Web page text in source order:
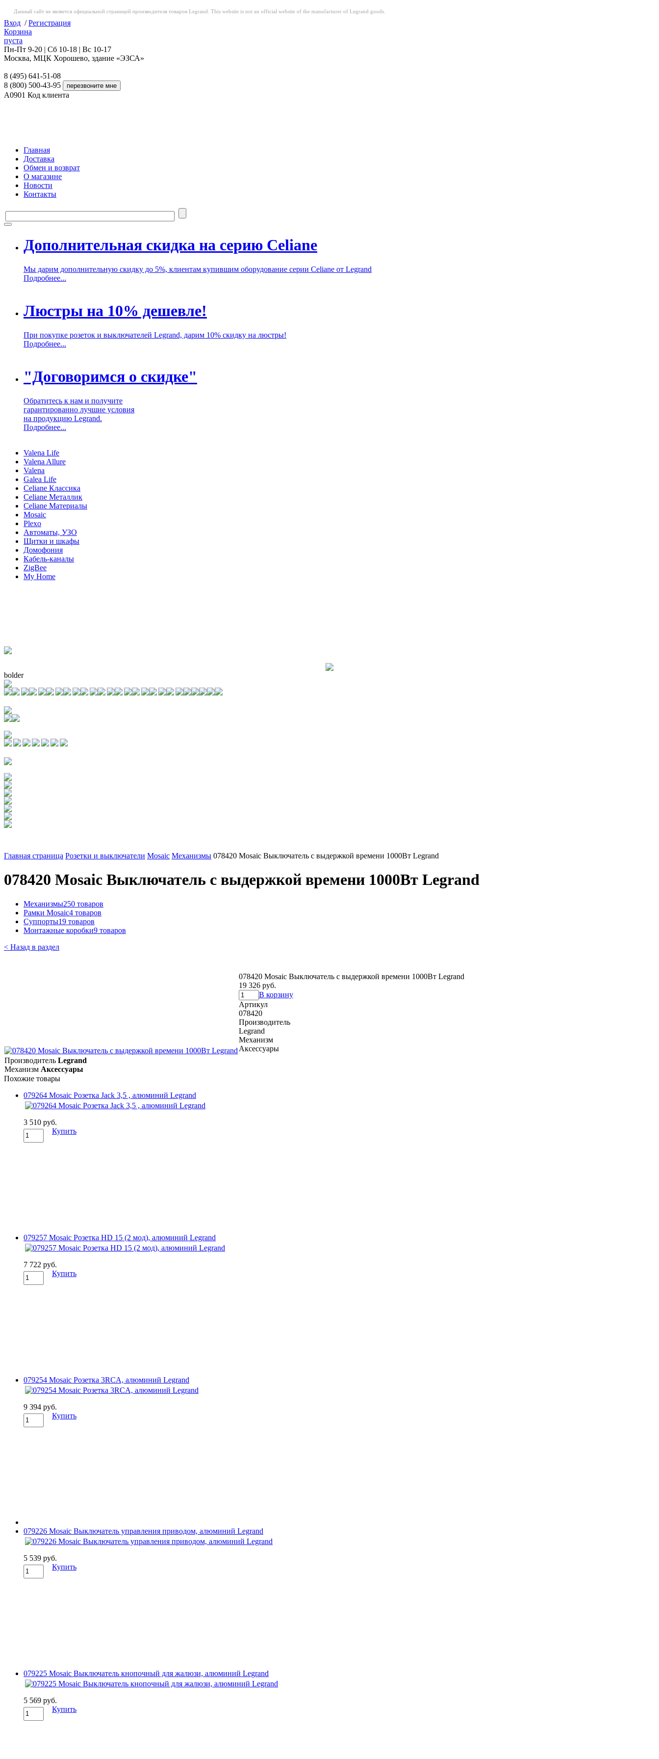
Данный сайт не является официальной страницей производителя товаров Legrand. This website is not an official website of the manufacturer of Legrand goods.
Вход /Регистрация
Корзина
пуста
Пн-Пт 9-20 | Сб 10-18 | Вс 10-17
Москва, МЦК Хорошево, здание «ЭЗСА»
8 (495) 641-51-08
8 (800) 500-43-95
A0901 Код клиента
Главная
Доставка
Обмен и возврат
О магазине
Новости
Контакты
Дополнительная скидка на серию Celiane
Мы дарим дополнительную скидку до 5%, клиентам купившим оборудование серии Celiane от Legrand
Подробнее...
Люстры на 10% дешевле!
При покупке розеток и выключателей Legrand, дарим 10% скидку на люстры!
Подробнее...
"Договоримся о скидке"
Обратитесь к нам и получите
гарантированно лучшие условия
на продукцию Legrand.
Подробнее...
Valena Life
Valena Allure
Valena
Galea Life
Celiane Классика
Celiane Металлик
Celiane Материалы
Mosaic
Plexo
Автоматы, УЗО
Щитки и шкафы
Домофония
Кабель-каналы
ZigBee
My Home
bolder
Главная страница Розетки и выключатели Mosaic Механизмы 078420 Mosaic Выключатель с выдержкой времени 1000Вт Legrand
078420 Mosaic Выключатель с выдержкой времени 1000Вт Legrand
Механизмы250 товаров
Рамки Mosaic4 товаров
Суппорты19 товаров
Монтажные коробки9 товаров
< Назад в раздел
078420 Mosaic Выключатель с выдержкой времени 1000Вт Legrand
19 326 руб.
В корзину
Артикул
078420
Производитель
Legrand
Механизм
Аксессуары
Производитель Legrand
Механизм Аксессуары
Похожие товары
079264 Mosaic Розетка Jack 3,5 , алюминий Legrand
3 510 руб.
Купить
079257 Mosaic Розетка HD 15 (2 мод), алюминий Legrand
7 722 руб.
Купить
079254 Mosaic Розетка 3RCA, алюминий Legrand
9 394 руб.
Купить
079226 Mosaic Выключатель управления приводом, алюминий Legrand
5 539 руб.
Купить
079225 Mosaic Выключатель кнопочный для жалюзи, алюминий Legrand
5 569 руб.
Купить